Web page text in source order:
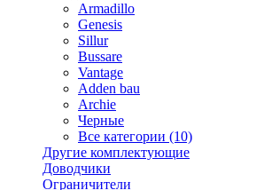
Armadillo
Genesis
Sillur
Bussare
Vantage
Adden bau
Archie
Черные
Все категории (10)
Другие комплектующие
Доводчики
Ограничители